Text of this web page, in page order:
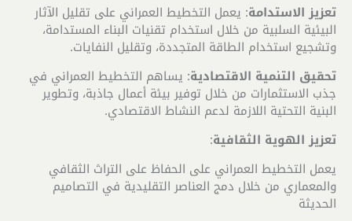
تعزيز الاستدامة: يعمل التخطيط العمراني على تقليل الآثار
البيئية السلبية من خلال استخدام تقنيات البناء المستدامة،
وتشجيع استخدام الطاقة المتجددة، وتقليل النفايات.
تحقيق التنمية الاقتصادية: يساهم التخطيط العمراني في
جذب الاستثمارات من خلال توفير بيئة أعمال جاذبة، وتطوير
البنية التحتية اللازمة لدعم النشاط الاقتصادي.
تعزيز الهوية الثقافية:
يعمل التخطيط العمراني على الحفاظ على التراث الثقافي
والمعماري من خلال دمج العناصر التقليدية في التصاميم
الحديثة